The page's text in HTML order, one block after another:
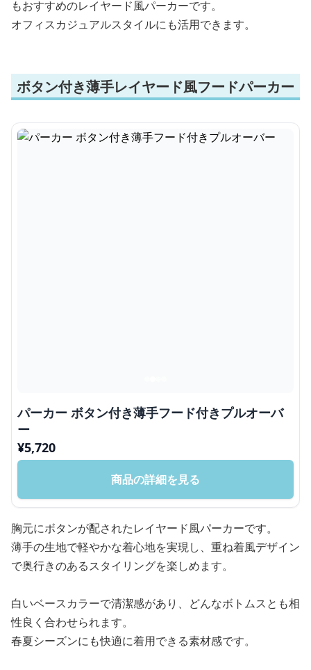
もおすすめのレイヤード風パーカーです。
オフィスカジュアルスタイルにも活用できます。
ボタン付き薄手レイヤード風フードパーカー
パーカー ボタン付き薄手フード付きプルオーバ
ー
¥5,720
商品の詳細を見る
胸元にボタンが配されたレイヤード風パーカーです。
薄手の生地で軽やかな着心地を実現し、重ね着風デザイン
で奥行きのあるスタイリングを楽しめます。
白いベースカラーで清潔感があり、どんなボトムスとも相
性良く合わせられます。
春夏シーズンにも快適に着用できる素材感です。